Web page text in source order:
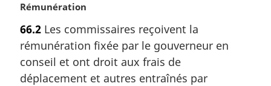
N
t
e
m
a
Rémunération
66.2 Les commissaires reçoivent la
rémunération fixée par le gouverneur en
conseil et ont droit aux frais de
déplacement et autres entraînés par